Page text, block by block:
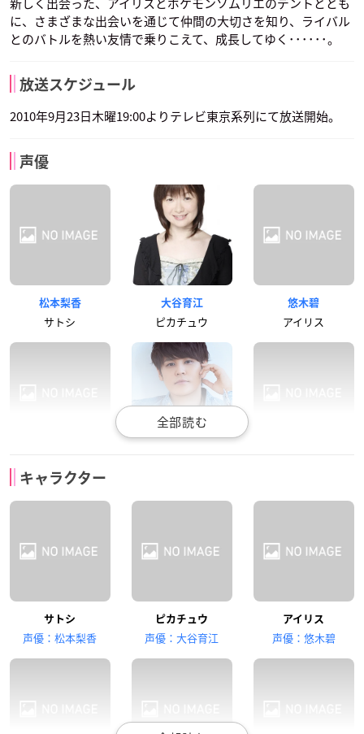
に、さまざまな出会いを通じて仲間の大切さを知り、ライバル
とのバトルを熱い友情で乗りこえて、成長してゆく･･････。
放送スケジュール
2010年9月23日木曜19:00よりテレビ東京系列にて放送開始。
声優
松本梨香
サトシ
大谷育江
ピカチュウ
悠木碧
アイリス
キバゴ
三木眞一郎
コジロウ
犬山イヌコ
ニャース
福圓美里
ミジュマル
キャラクター
サトシ
声優：松本梨香
ピカチュウ
声優：大谷育江
アイリス
声優：悠木碧